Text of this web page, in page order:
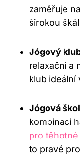
zaměřuje
širokou
Jógový
relaxační a
klub ideální
Jógová
kombinaci
pro těhotné
to pravé